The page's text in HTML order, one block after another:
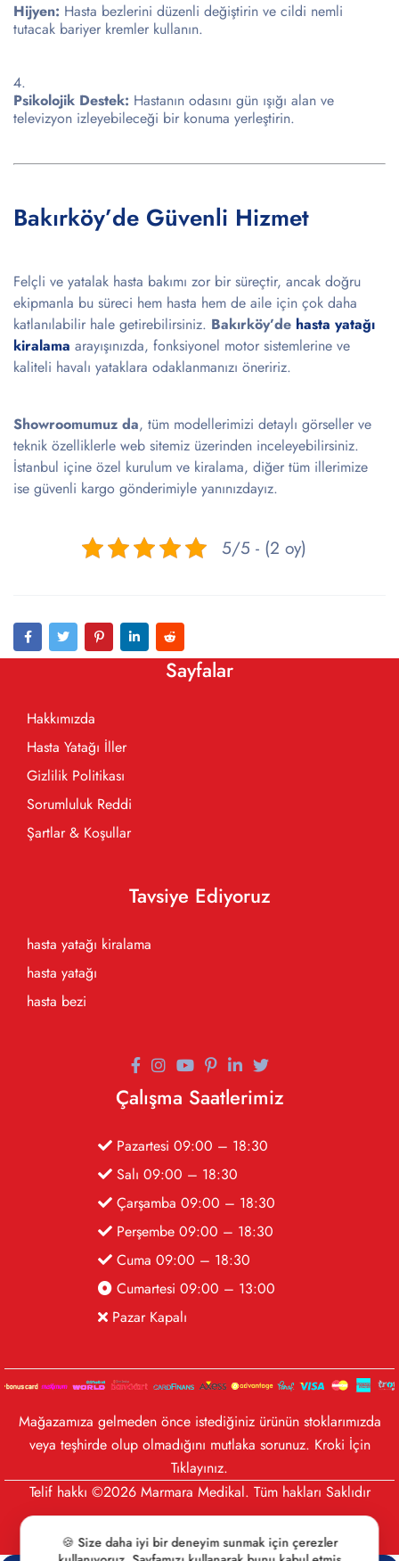
Hijyen: Hasta bezlerini düzenli değiştirin ve cildi nemli
tutacak bariyer kremler kullanın.
Psikolojik Destek: Hastanın odasını gün ışığı alan ve
televizyon izleyebileceği bir konuma yerleştirin.
Bakırköy’de Güvenli Hizmet
Felçli ve yatalak hasta bakımı zor bir süreçtir, ancak doğru
ekipmanla bu süreci hem hasta hem de aile için çok daha
katlanılabilir hale getirebilirsiniz. Bakırköy’de hasta yatağı
kiralama arayışınızda, fonksiyonel motor sistemlerine ve
kaliteli havalı yataklara odaklanmanızı öneririz.
Showroomumuz da, tüm modellerimizi detaylı görseller ve
teknik özelliklerle web sitemiz üzerinden inceleyebilirsiniz.
İstanbul içine özel kurulum ve kiralama, diğer tüm illerimize
ise güvenli kargo gönderimiyle yanınızdayız.
5/5 - (2 oy)
Sayfalar
Hakkımızda
Hasta Yatağı İller
Gizlilik Politikası
Sorumluluk Reddi
Şartlar & Koşullar
Tavsiye Ediyoruz
hasta yatağı kiralama
hasta yatağı
hasta bezi
Çalışma Saatlerimiz
Pazartesi 09:00 – 18:30
Salı 09:00 – 18:30
Çarşamba 09:00 – 18:30
Perşembe 09:00 – 18:30
Cuma 09:00 – 18:30
Cumartesi 09:00 – 13:00
Pazar Kapalı
Mağazamıza gelmeden önce istediğiniz ürünün stoklarımızda
veya teşhirde olup olmadığını mutlaka sorunuz. Kroki İçin
Tıklayınız.
Telif hakkı ©2026 Marmara Medikal. Tüm hakları Saklıdır
🍪 Size daha iyi bir deneyim sunmak için çerezler